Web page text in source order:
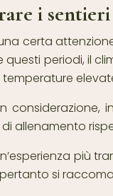
i
certa
questi periodi, il
temperature
allenamento
più
si